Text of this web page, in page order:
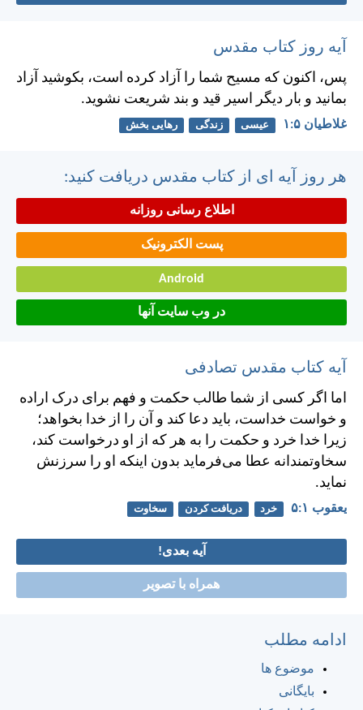
آیه روز کتاب مقدس
پس، اكنون كه مسيح شما را آزاد كرده است، بكوشيد آزاد
بمانيد و بار ديگر اسير قيد و بند شريعت نشويد.
غلاطيان ۵:‏۱ عیسی زندگی رهایی بخش
هر روز آیه ای از کتاب مقدس دریافت کنید:
اطلاع رسانی روزانه
پست الکترونیک
Android
در وب سایت آنها
آیه کتاب مقدس تصادفی
اما اگر كسی از شما طالب حكمت و فهم برای درک اراده
و خواست خداست، بايد دعا كند و آن را از خدا بخواهد؛
زيرا خدا خرد و حكمت را به هر كه از او درخواست كند،
سخاوتمندانه عطا می‌فرمايد بدون اينكه او را سرزنش
نمايد.
يعقوب ۱:‏۵ خرد دريافت كردن سخاوت
آیه بعدی!
همراه با تصویر
ادامه مطلب
موضوع ها
بایگانی